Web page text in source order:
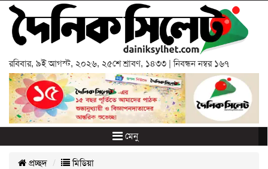
রবিবার, ৯ই আগস্ট, ২০২৬, ২৫শে শ্রাবণ, ১৪৩৩ | নিবন্ধন নম্বর ১৬৭
মেনু
প্রচ্ছদ মিডিয়া